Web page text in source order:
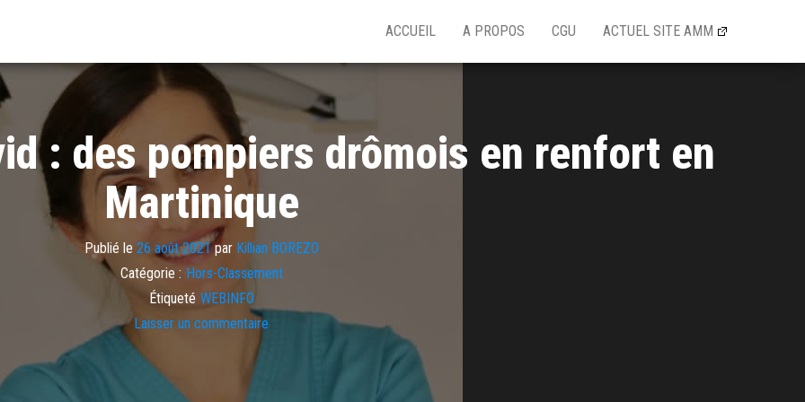
ACCUEIL A PROPOS CGU ACTUEL SITE AMM
: des pompiers drômois en renfort en
Martinique
Publié le 26 août 2021par Killian BOREZO
Catégorie : Hors-Classement
Étiqueté WEBINFO
Laisser un commentaire